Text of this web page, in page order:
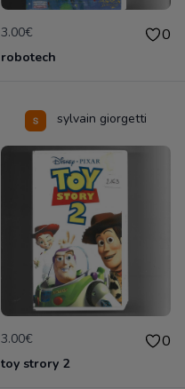
3.00€ 0
robotech
sylvain giorgetti
3.00€ 0
toy strory 2